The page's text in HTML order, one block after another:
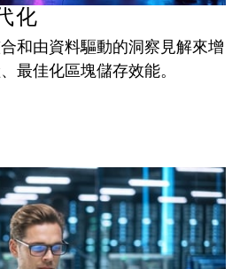
化
和由資料驅動的洞察見解來增
最佳化區塊儲存效能。